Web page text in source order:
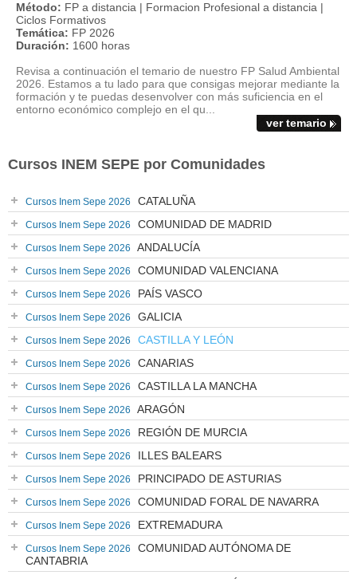
Método: FP a distancia | Formacion Profesional a distancia |
Ciclos Formativos
Temática: FP 2026
Duración: 1600 horas
Revisa a continuación el temario de nuestro FP Salud Ambiental
2026. Estamos a tu lado para que consigas mejorar mediante la
formación y te puedas desenvolver con más suficiencia en el
entorno económico complejo en el qu...
ver temario
Cursos INEM SEPE por Comunidades
Cursos Inem Sepe 2026 CATALUÑA
Cursos Inem Sepe 2026 COMUNIDAD DE MADRID
Cursos Inem Sepe 2026 ANDALUCÍA
Cursos Inem Sepe 2026 COMUNIDAD VALENCIANA
Cursos Inem Sepe 2026 PAÍS VASCO
Cursos Inem Sepe 2026 GALICIA
Cursos Inem Sepe 2026 CASTILLA Y LEÓN
Cursos Inem Sepe 2026 CANARIAS
Cursos Inem Sepe 2026 CASTILLA LA MANCHA
Cursos Inem Sepe 2026 ARAGÓN
Cursos Inem Sepe 2026 REGIÓN DE MURCIA
Cursos Inem Sepe 2026 ILLES BALEARS
Cursos Inem Sepe 2026 PRINCIPADO DE ASTURIAS
Cursos Inem Sepe 2026 COMUNIDAD FORAL DE NAVARRA
Cursos Inem Sepe 2026 EXTREMADURA
Cursos Inem Sepe 2026
COMUNIDAD AUTÓNOMA DE
CANTABRIA